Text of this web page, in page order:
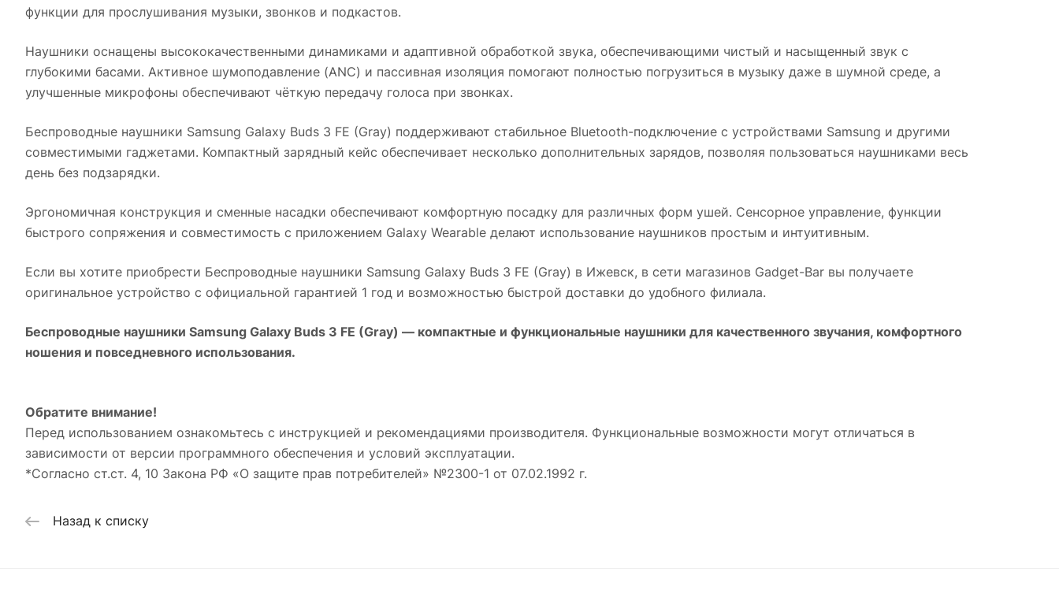
функции для прослушивания музыки, звонков и подкастов.
Наушники оснащены высококачественными динамиками и адаптивной обработкой звука, обеспечивающими чистый и насыщенный звук с
глубокими басами. Активное шумоподавление (ANC) и пассивная изоляция помогают полностью погрузиться в музыку даже в шумной среде, а
улучшенные микрофоны обеспечивают чёткую передачу голоса при звонках.
Беспроводные наушники Samsung Galaxy Buds 3 FE (Gray) поддерживают стабильное Bluetooth-подключение с устройствами Samsung и другими
совместимыми гаджетами. Компактный зарядный кейс обеспечивает несколько дополнительных зарядов, позволяя пользоваться наушниками весь
день без подзарядки.
Эргономичная конструкция и сменные насадки обеспечивают комфортную посадку для различных форм ушей. Сенсорное управление, функции
быстрого сопряжения и совместимость с приложением Galaxy Wearable делают использование наушников простым и интуитивным.
Если вы хотите приобрести Беспроводные наушники Samsung Galaxy Buds 3 FE (Gray) в Ижевск, в сети магазинов Gadget-Bar вы получаете
оригинальное устройство с официальной гарантией 1 год и возможностью быстрой доставки до удобного филиала.
Беспроводные наушники Samsung Galaxy Buds 3 FE (Gray) — компактные и функциональные наушники для качественного звучания, комфортного
ношения и повседневного использования.
Обратите внимание!
Перед использованием ознакомьтесь с инструкцией и рекомендациями производителя. Функциональные возможности могут отличаться в
зависимости от версии программного обеспечения и условий эксплуатации.
*Согласно ст.ст. 4, 10 Закона РФ «О защите прав потребителей» №2300-1 от 07.02.1992 г.
Назад к списку